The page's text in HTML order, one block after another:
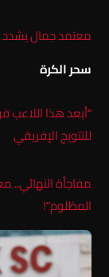
معتمد جمال يشدد
سحر الكرة
“أبعد هذا اللاعب
للتتويج الإفريقي
مفاجأة النهائي..
المظلوم”!